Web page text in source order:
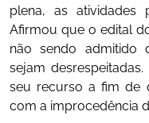
plena, as
Afirmou que o edital
não sendo admitido
sejam
seu recurso a fim de
com a improcedência